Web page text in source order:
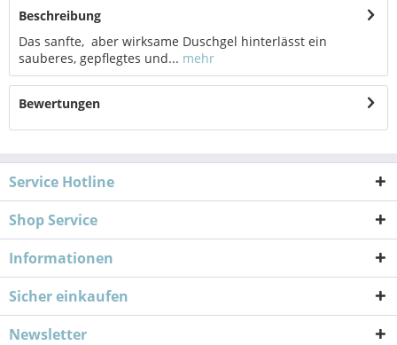
Beschreibung
Das sanfte, aber wirksame Duschgel hinterlässt ein
sauberes, gepflegtes und... mehr
Bewertungen
Service Hotline
Shop Service
Informationen
Sicher einkaufen
Newsletter